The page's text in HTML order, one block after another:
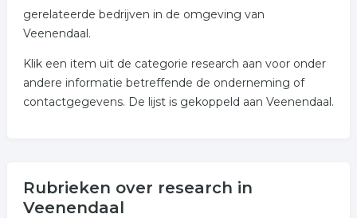
gerelateerde bedrijven in de omgeving van
Veenendaal.
Klik een item uit de categorie research aan voor onder
andere informatie betreffende de onderneming of
contactgegevens. De lijst is gekoppeld aan Veenendaal.
Rubrieken over research in
Veenendaal